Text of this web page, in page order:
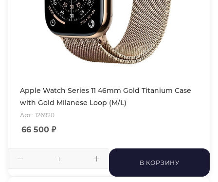
Apple Watch Series 11 46mm Gold Titanium Case
with Gold Milanese Loop (M/L)
Арт.: 126920
66 500 ₽
В КОРЗИНУ